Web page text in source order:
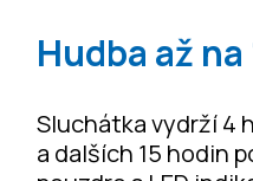
Hudba až
Sluchátka vydrží 4
a dalších 15 hodin